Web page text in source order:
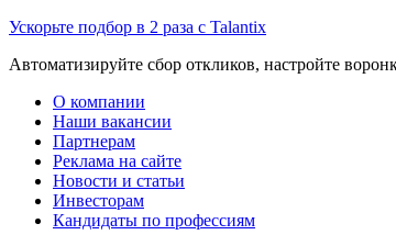
Ускорьте подбор в 2 раза с Talantix
Автоматизируйте сбор откликов, настройте
О компании
Наши вакансии
Партнерам
Реклама на сайте
Новости и статьи
Инвесторам
Кандидаты по профессиям